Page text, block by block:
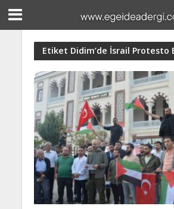
Etiket Didim’de İsrail Protesto